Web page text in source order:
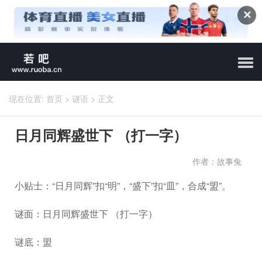
✕
现在位置: 首页 > 谜语 > 正文
日月同辉盛世下 （打一字）
作者：故事兔
小贴士：“日月同辉”扣“明”，“盛下”扣“皿”，合成“盟”。
谜面：日月同辉盛世下 （打一字）
谜底：盟